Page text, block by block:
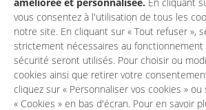
vous consentez à l'utilisation de tous les
notre site. En cliquant sur « Tout refuser »,
strictement nécessaires au
sécurité seront utilisés. Pour choisir ou
cookies ainsi que retirer votre
cliquez sur « Personnaliser vos cookies » ou
« Cookies » en bas d'écran. Pour en savoir